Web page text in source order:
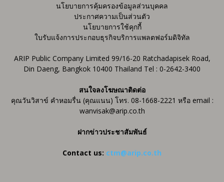
นโยบายการคุ้มครองข้อมูลส่วนบุคคล
ประกาศความเป็นส่วนตัว
นโยบายการใช้คุกกี้
ใบรับแจ้งการประกอบธุรกิจบริการแพลตฟอร์มดิจิทัล
ARIP Public Company Limited 99/16-20 Ratchadapisek Road,
Din Daeng, Bangkok 10400 Thailand Tel : 0-2642-3400
สนใจลงโฆษณาติดต่อ
คุณวันวิสาข์ คำหอมรื่น (คุณแนน) โทร. 08-1668-2221 หรือ email :
wanvisak@arip.co.th
ฝากข่าวประชาสัมพันธ์
Contact us: ctm@arip.co.th